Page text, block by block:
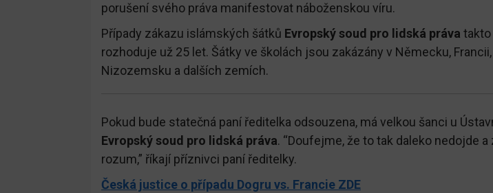
porušení svého práva manifestovat náboženskou víru.
Případy zákazu islámských šátků Evropský soud pro lidská práva takto
rozhoduje už 25 let. Šátky ve školách jsou zakázány v Německu,
Nizozemsku a dalších zemích.
Pokud bude statečná paní ředitelka odsouzena, má velkou šanci u
Evropský soud pro lidská práva. “Doufejme, že to tak daleko nedojde
rozum,” říkají příznivci paní ředitelky.
Česká justice o případu Dogru vs. Francie ZDE